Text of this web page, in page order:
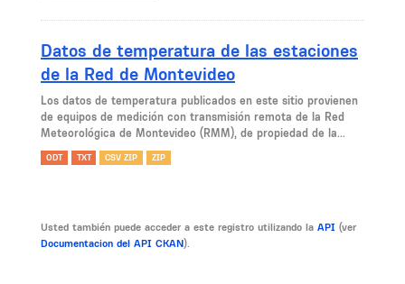
Datos de temperatura de las estaciones
de la Red de Montevideo
Los datos de temperatura publicados en este sitio provienen
de equipos de medición con transmisión remota de la Red
Meteorológica de Montevideo (RMM), de propiedad de la...
ODT TXT CSV ZIP ZIP
Usted también puede acceder a este registro utilizando la API (ver
Documentacion del API CKAN).